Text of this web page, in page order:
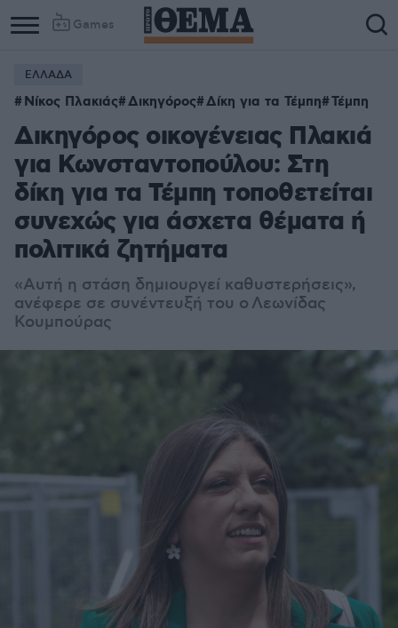
Games
ΕΛΛΑΔΑ
Νίκος Πλακιάς Δικηγόρος Δίκη για τα Τέμπη Τέμπη
Δικηγόρος οικογένειας Πλακιά
για Κωνσταντοπούλου: Στη
δίκη για τα Τέμπη τοποθετείται
συνεχώς για άσχετα θέματα ή
πολιτικά ζητήματα
«Αυτή η στάση δημιουργεί καθυστερήσεις»,
ανέφερε σε συνέντευξή του ο Λεωνίδας
Κουμπούρας